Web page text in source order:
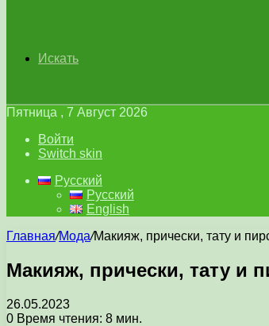
Искать
Пятница , 7 Август 2026
Войти
Switch skin
Русский
Русский
English
Главная/Мода/Макияж, прически, тату и
Макияж, прически, тату и
26.05.2023
0 Время чтения: 8 мин.